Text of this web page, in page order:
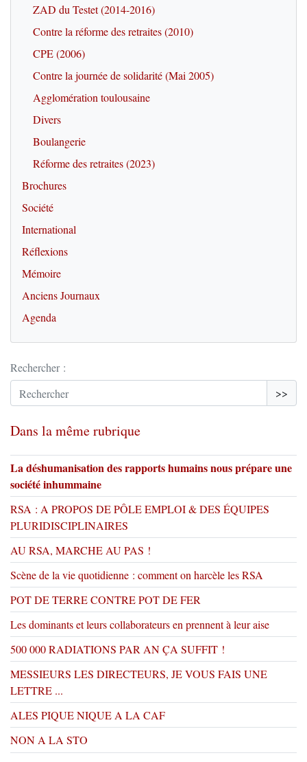
ZAD du Testet (2014-2016)
Contre la réforme des retraites (2010)
CPE (2006)
Contre la journée de solidarité (Mai 2005)
Agglomération toulousaine
Divers
Boulangerie
Réforme des retraites (2023)
Brochures
Société
International
Réflexions
Mémoire
Anciens Journaux
Agenda
Rechercher :
>>
Dans la même rubrique
La déshumanisation des rapports humains nous prépare une
société inhummaine
RSA : A PROPOS DE PÔLE EMPLOI & DES ÉQUIPES
PLURIDISCIPLINAIRES
AU RSA, MARCHE AU PAS !
Scène de la vie quotidienne : comment on harcèle les RSA
POT DE TERRE CONTRE POT DE FER
Les dominants et leurs collaborateurs en prennent à leur aise
500 000 RADIATIONS PAR AN ÇA SUFFIT !
MESSIEURS LES DIRECTEURS, JE VOUS FAIS UNE
LETTRE ...
ALES PIQUE NIQUE A LA CAF
NON A LA STO